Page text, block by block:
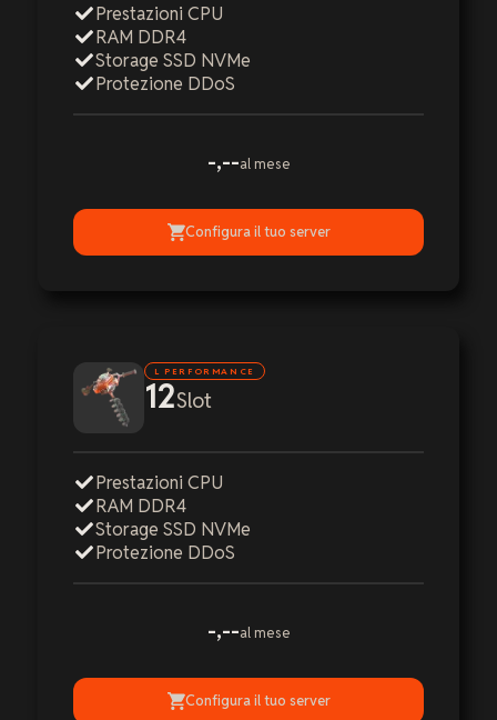
Prestazioni CPU
RAM DDR4
Storage SSD NVMe
Protezione DDoS
-,--al mese
Configura il tuo server
L PERFORMANCE
12Slot
Prestazioni CPU
RAM DDR4
Storage SSD NVMe
Protezione DDoS
-,--al mese
Configura il tuo server